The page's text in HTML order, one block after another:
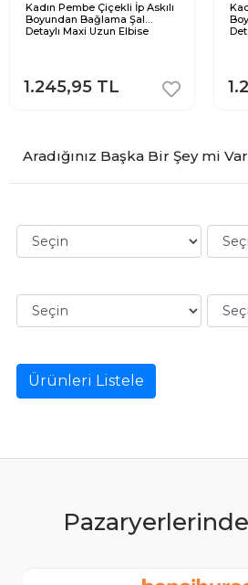
Kadın Pembe Çiçekli İp Askılı
Boyundan Bağlama Şal
Detaylı Maxi Uzun Elbise
1.245,95 TL
Aradığınız Başka Bir Şey mi
Ürünleri Listele